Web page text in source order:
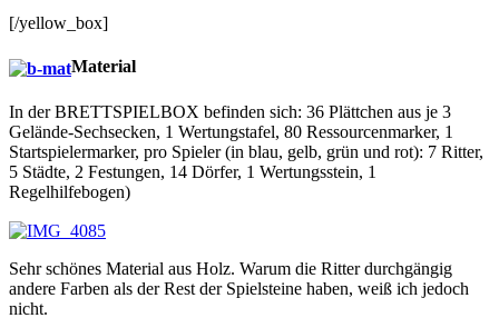
[/yellow_box]
Material
In der BRETTSPIELBOX befinden sich: 36 Plättchen aus je 3
Gelände-Sechsecken, 1 Wertungstafel, 80 Ressourcenmarker, 1
Startspielermarker, pro Spieler (in blau, gelb, grün und rot): 7 Ritter,
5 Städte, 2 Festungen, 14 Dörfer, 1 Wertungsstein, 1
Regelhilfebogen)
Sehr schönes Material aus Holz. Warum die Ritter durchgängig
andere Farben als der Rest der Spielsteine haben, weiß ich jedoch
nicht.